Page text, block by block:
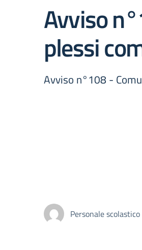
Avviso
plessi
Avviso n°108 -
Personale scolastico